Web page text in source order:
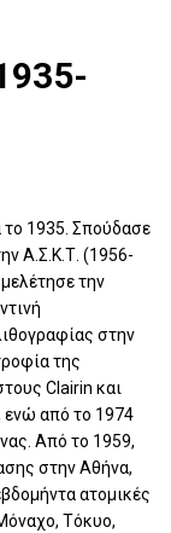
1935. Σπούδασε
Α.Σ.Κ.Τ. (1956-
την
στην
της
Clairin και
ενώ από το 1974
Από το 1959,
στην Αθήνα,
ατομικές
Τόκυο,